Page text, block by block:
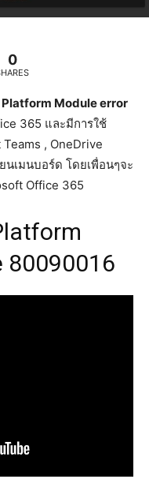
0
Module error
365 และมีการใช้
, OneDrive
นเมนบอร์ด โดยเพื่อนๆจะ
Office 365
80090016